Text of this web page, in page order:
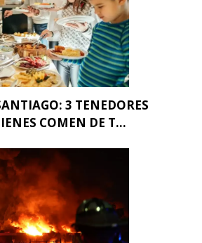
3 TENEDORES
COMEN DE T...